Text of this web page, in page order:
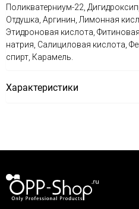
Поликватерниум-22,
Отдушка, Аргинин, Лимонная
Этидроновая кислота,
натрия, Салициловая кислота,
спирт, Карамель.
Характеристики